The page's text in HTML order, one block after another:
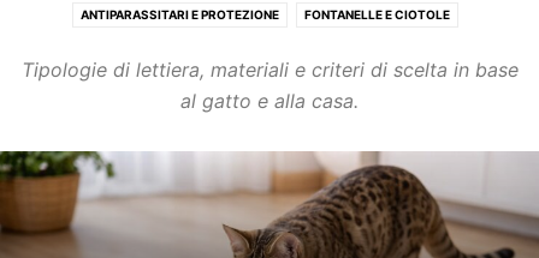
ANTIPARASSITARI E PROTEZIONE FONTANELLE E CIOTOLE
TRASPORTINI E ACCESSORI VIAGGIO
Tipologie di lettiera, materiali e criteri di scelta in base
al gatto e alla casa.